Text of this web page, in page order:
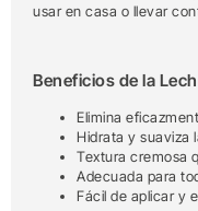
usar en casa o llevar
Beneficios de la
Elimina
Hidrata y suaviza
Textura cremosa
Adecuada para
Fácil de aplicar y